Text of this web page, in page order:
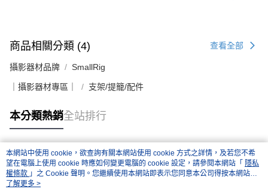
商品相關分類 (4) 查看全部
攝影器材品牌 SmallRig
｜攝影器材專區｜ 支架/提籠/配件
本分類熱銷全站排行
熱門標籤
本網站中使用 cookie，欲查詢有關本網站使用 cookie 方式之詳情，及若您不希
望在電腦上使用 cookie 時應如何變更電腦的 cookie 設定，請參閱本網站「 隱私
權條款 」之 Cookie 聲明。您繼續使用本網站即表示您同意本公司得按本網站使
用條款之 Cookie 聲明使用 cookie。
了解更多 >